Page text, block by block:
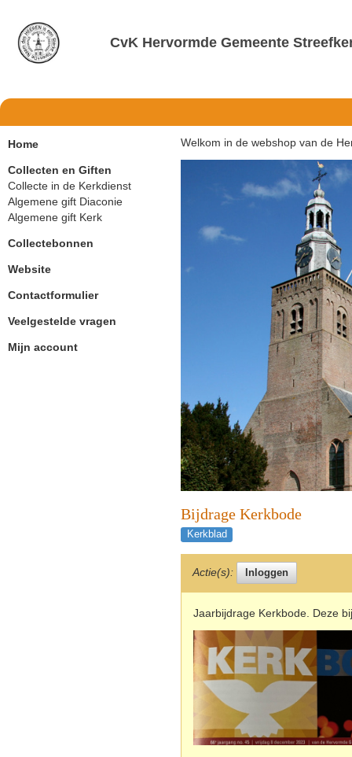
CvK Hervormde Gemeente
Welkom in de webshop van de
Bijdrage Kerkbode
Kerkblad
Actie(s):
Jaarbijdrage Kerkbode. Deze
Home
Collecten en Giften
Collecte in de Kerkdienst
Algemene gift Diaconie
Algemene gift Kerk
Collectebonnen
Website
Contactformulier
Veelgestelde vragen
Mijn account